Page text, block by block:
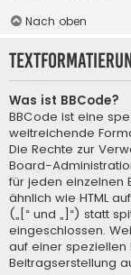
Nach oben
Was ist BBCode?
BBCode ist eine
weitreichende
Die Rechte zur
Board-
für jeden einzelnen
ähnlich wie HTML
(„[“ und „]“) statt
eingeschlossen.
auf einer speziellen
Beitragserstellung